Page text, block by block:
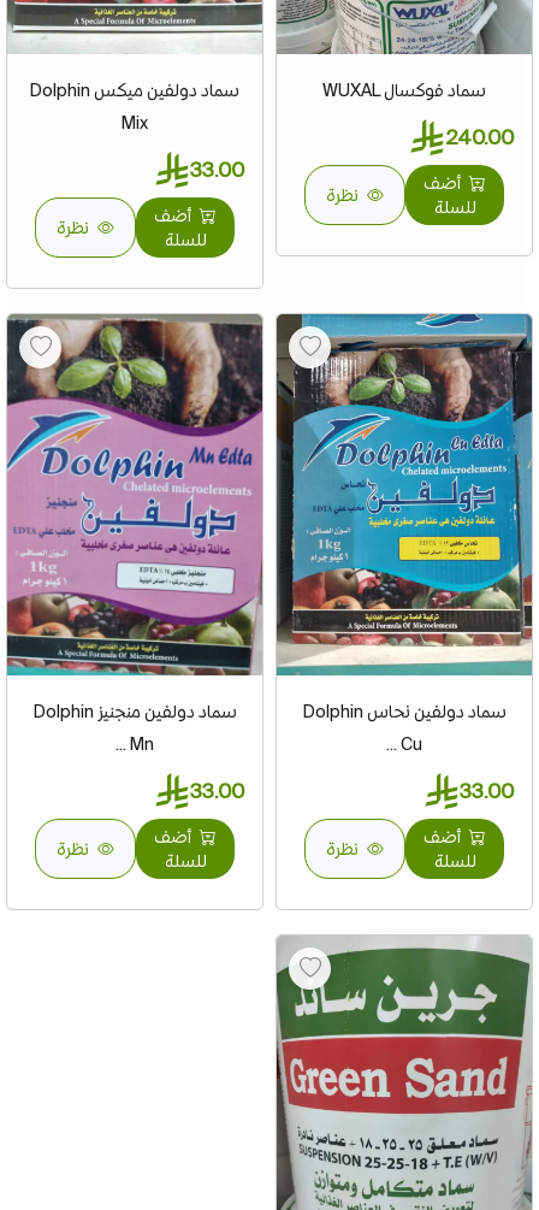
سماد فوكسال WUXAL
240.00
أضف
للسلة
نظرة
سماد دولفين ميكس Dolphin
Mix
33.00
أضف
للسلة
نظرة
سماد دولفين نحاس Dolphin
Cu ...
33.00
أضف
للسلة
نظرة
سماد دولفين منجنيز Dolphin
Mn ...
33.00
أضف
للسلة
نظرة